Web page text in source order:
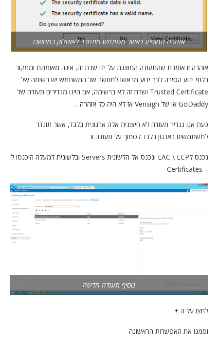
אזהרה המופיע כאשר משתמש מתחבר לאוטלוק במחשבו
אזהרה זו אומרת שהתעודה המוצגת על ידי שרת זה, אינה מאומתת וממקור
בלתי ידוע הסיבה לכך ידוע מראש! למחשב של המשתמש יש רשימה של
Trusted Certificate ושרת זה לא ברשימה, אם היינו מגדירים תעודה של
GoDaddy או של Verisign אז לא היה כל אזהרה…
כעת אנו נגדיר תעודה לא חיצונית אלה ארגונית בלבד, אשר תוגדר
למשתמשים בארגון בלבד לסמוך על תעודה זו
נכנס לEAC \ ECP ונכנס אל הלשונית Servers ובלשונית למעלה היכנסו ל
– Certificates
נוסיף תעודה חדשה
לחצו על ה +
וסמנו את האפשרות הראשונה